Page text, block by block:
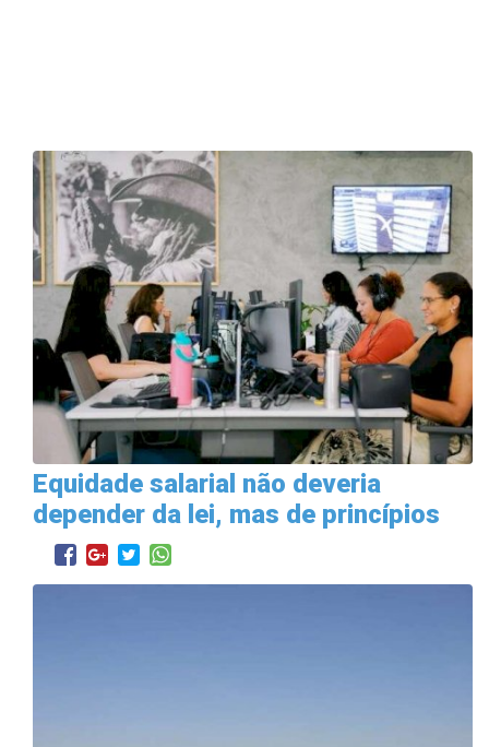
Equidade salarial não deveria
depender da lei, mas de princípios